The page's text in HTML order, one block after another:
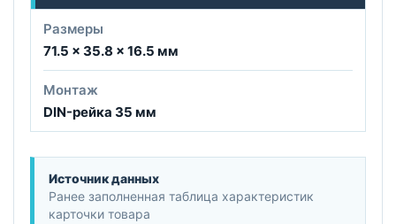
Размеры
71.5 × 35.8 × 16.5 мм
Монтаж
DIN-рейка 35 мм
Источник данных
Ранее заполненная таблица характеристик
карточки товара